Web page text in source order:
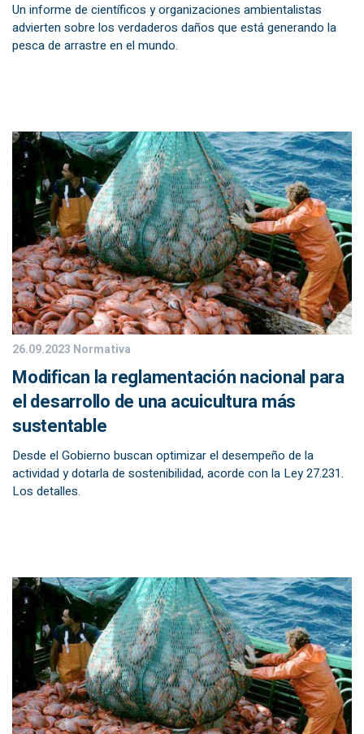
Un informe de científicos y organizaciones ambientalistas
advierten sobre los verdaderos daños que está generando la
pesca de arrastre en el mundo.
26.09.2023 Normativa
Modifican la reglamentación nacional para
el desarrollo de una acuicultura más
sustentable
Desde el Gobierno buscan optimizar el desempeño de la
actividad y dotarla de sostenibilidad, acorde con la Ley 27.231.
Los detalles.